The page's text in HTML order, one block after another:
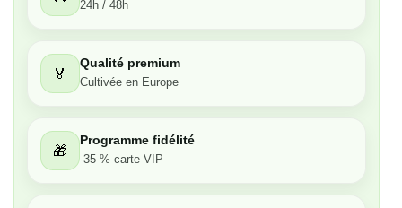
Moyen
Passable
24h / 48h
🏅
Qualité premium
Cultivée en Europe
🎁
Programme fidélité
-35 % carte VIP